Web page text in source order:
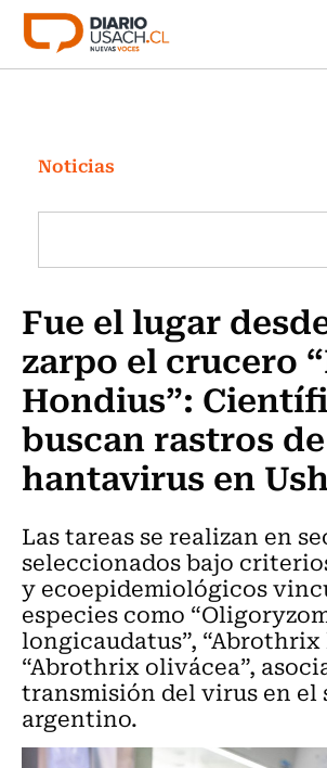
Click acá para ir directamente al
Investigación
Cultura
Programas Radio y TV Usach
Noticias
Fue el lugar
zarpo el crucero
Hondius”:
buscan rastros de
hantavirus en
Las tareas se realizan en
seleccionados bajo
y ecoepidemiológicos
especies como
longicaudatus”,
“Abrothrix olivácea”,
transmisión del virus en el
argentino.